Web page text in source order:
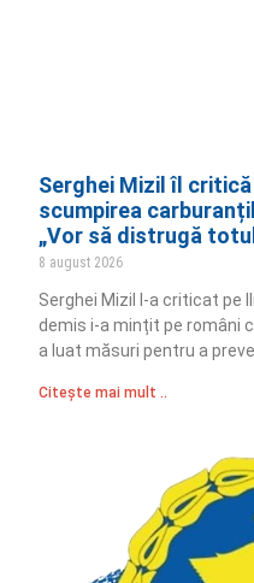
Serghei Mizil îl
scumpirea
„Vor să distrugă
8 august 2026
Serghei Mizil l-a criticat pe
demis i-a mințit pe români
a luat măsuri pentru a
Citește mai mult ..